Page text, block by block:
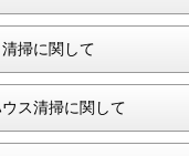
掃に関して
ス清掃に関して